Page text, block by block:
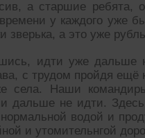
а старшие
у каждого уже
зверька, а это уже
идти уже дальше
с трудом пройдя
села. Наши
не идти. Здесь
нормальной водой и
и утомительнгой